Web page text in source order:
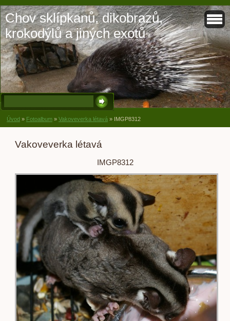
Chov sklípkanů, dikobrazů,
krokodýlů a jiných exotů
Úvod » Fotoalbum » Vakoveverka létavá » IMGP8312
Vakoveverka létavá
IMGP8312